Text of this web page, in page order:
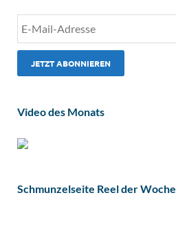
Video des Monats
Schmunzelseite Reel der Woche